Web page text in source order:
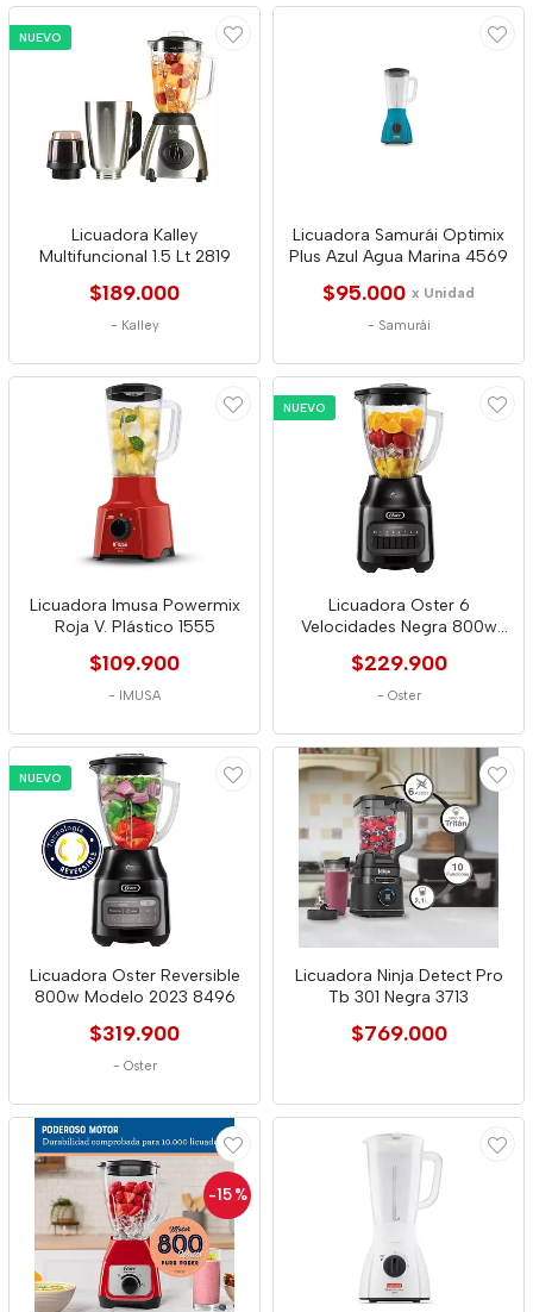
NUEVO
Licuadora Kalley
Multifuncional 1.5 Lt 2819
$189.000
- Kalley
Licuadora Samurái Optimix
Plus Azul Agua Marina 4569
$95.000 x Unidad
- Samurái
Licuadora Imusa Powermix
Roja V. Plástico 1555
$109.900
- IMUSA
NUEVO
Licuadora Oster 6
Velocidades Negra 800w
$229.900
- Oster
NUEVO
Licuadora Oster Reversible
800w Modelo 2023 8496
$319.900
- Oster
Licuadora Ninja Detect Pro
Tb 301 Negra 3713
$769.000
-15 %